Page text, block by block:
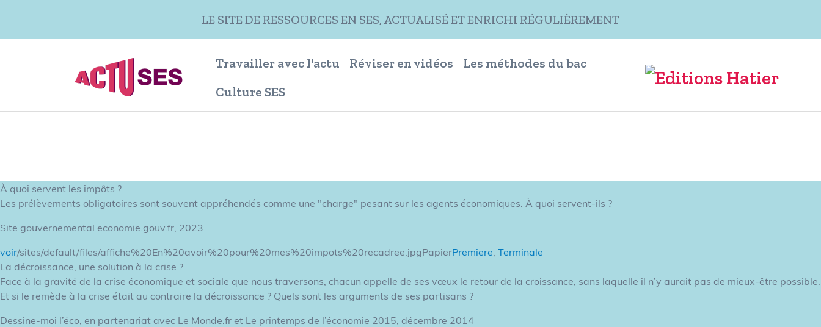
LE SITE DE RESSOURCES EN SES, ACTUALISÉ ET ENRICHI RÉGULIÈREMENT
Travailler avec l'actu Réviser en vidéos
Les méthodes du bac
Culture SES
À quoi servent les impôts ?
Les prélèvements obligatoires sont souvent appréhendés comme une "charge" pesant sur les agents économiques. À quoi servent-ils ?
Site gouvernemental economie.gouv.fr, 2023
voir/sites/default/files/affiche%20En%20avoir%20pour%20mes%20impots%20recadree.jpgPapierPremiere, Terminale
La décroissance, une solution à la crise ?
Face à la gravité de la crise économique et sociale que nous traversons, chacun appelle de ses vœux le retour de la croissance, sans laquelle il n’y aurait pas de mieux-être possible.
Et si le remède à la crise était au contraire la décroissance ? Quels sont les arguments de ses partisans ?
Dessine-moi l’éco, en partenariat avec Le Monde.fr et Le printemps de l’économie 2015, décembre 2014